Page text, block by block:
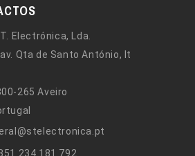
Electrónica, Lda.
Qta de Santo António, lt
265 Aveiro
234 181 792